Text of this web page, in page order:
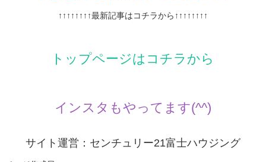
↑↑↑↑↑↑↑↑最新記事はコチラから↑↑↑↑↑↑↑↑
トップページはコチラから
インスタもやってます(^^)
サイト運営：センチュリー21富士ハウジング